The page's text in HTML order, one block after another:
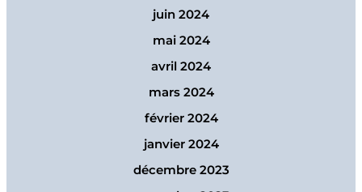
juin 2024
mai 2024
avril 2024
mars 2024
février 2024
janvier 2024
décembre 2023